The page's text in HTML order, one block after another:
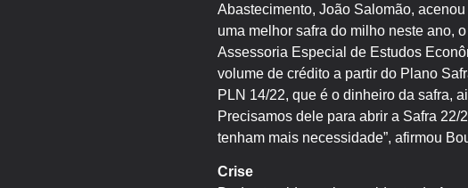
Abastecimento, João Salomão,
uma melhor safra do milho neste ano,
Assessoria Especial de Estudos
volume de crédito a partir do Plano
PLN 14/22, que é o dinheiro da safra,
Precisamos dele para abrir a Safra
tenham mais necessidade”, afirmou
Crise